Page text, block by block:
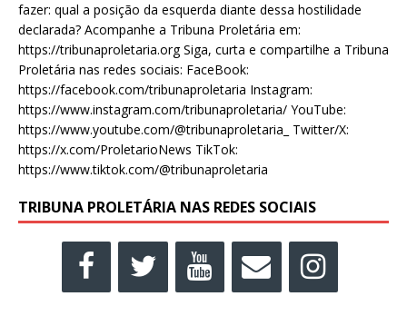
fazer: qual a posição da esquerda diante dessa hostilidade
declarada? Acompanhe a Tribuna Proletária em:
https://tribunaproletaria.org Siga, curta e compartilhe a Tribuna
Proletária nas redes sociais: FaceBook:
https://facebook.com/tribunaproletaria Instagram:
https://www.instagram.com/tribunaproletaria/ YouTube:
https://www.youtube.com/@tribunaproletaria_ Twitter/X:
https://x.com/ProletarioNews TikTok:
https://www.tiktok.com/@tribunaproletaria
TRIBUNA PROLETÁRIA NAS REDES SOCIAIS